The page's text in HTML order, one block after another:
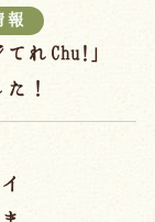
報
れChu!」
！